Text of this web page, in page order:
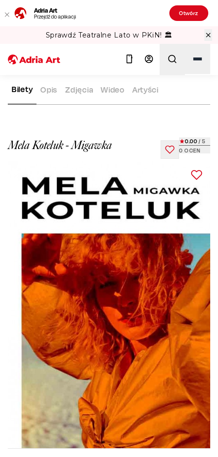
Adria Art
Przejdź do aplikacji Otwórz
Sprawdź Teatralne Lato w PKiN! 🏛️
ADRIA ART REPERTUAR MELA KOTELUK - MIGAWKA
Mela Koteluk - Migawka 0 OCEN
0.00 / 5
Bilety Opis Zdjęcia Wideo Artyści